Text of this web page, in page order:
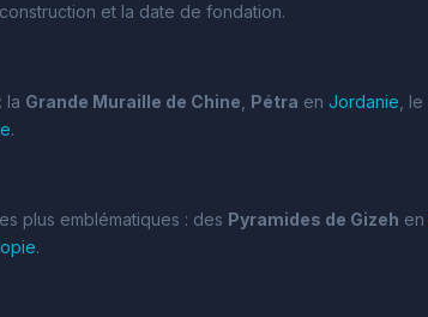
et la date de fondation.
la Grande Muraille de Chine Pétra en Jordanie , le
.
plus emblématiques : des Pyramides de Gizeh en
.